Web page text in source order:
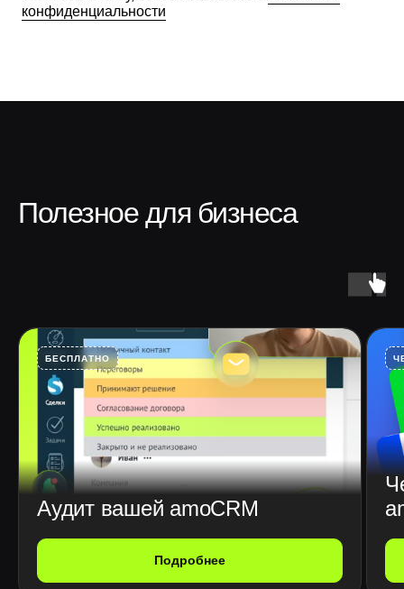
Полезное для бизнеса
БЕСПЛАТНО
Аудит вашей amoCRM
Подробнее